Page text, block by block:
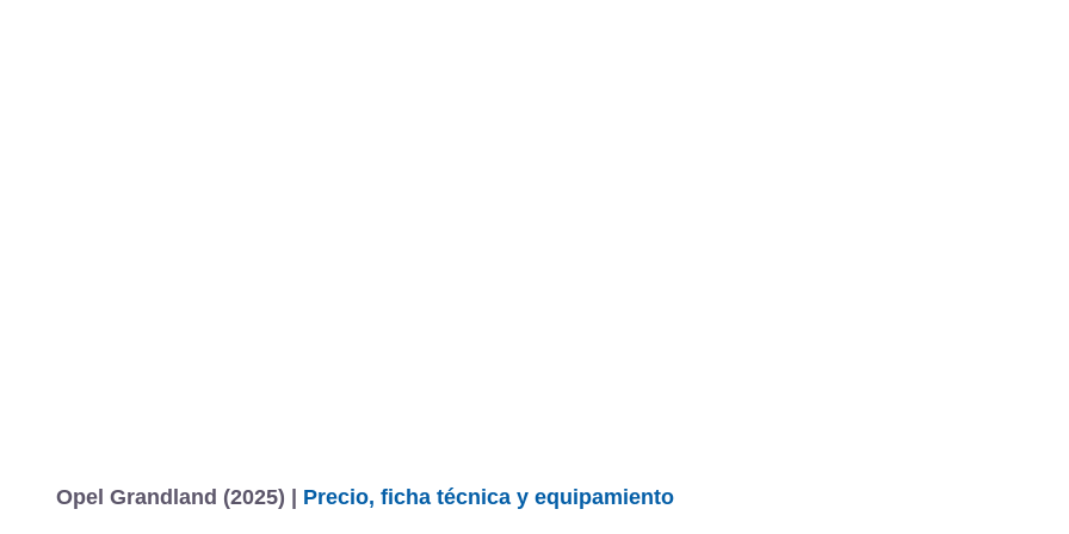
Opel Grandland (2025) | Precio, ficha técnica y equipamiento